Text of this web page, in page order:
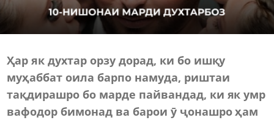
Ҳар як духтар орзу дорад, ки бо ишқу
муҳаббат оила барпо намуда, риштаи
тақдирашро бо марде пайвандад, ки як умр
вафодор бимонад ва барои ӯ ҷонашро ҳам